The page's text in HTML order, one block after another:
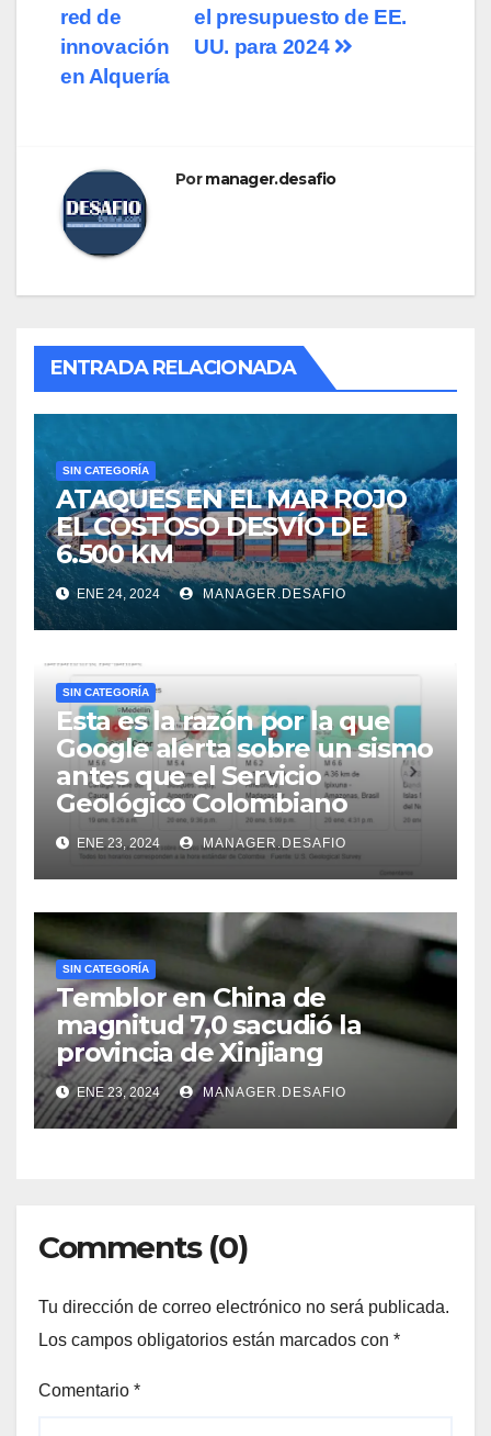
el presupuesto de EE.
UU. para 2024
red de
innovación
en Alquería
Pormanager.desafio
ENTRADA RELACIONADA
SIN CATEGORÍA
ATAQUES EN EL MAR ROJO
EL COSTOSO DESVÍO DE
6.500 KM
ENE 24, 2024 MANAGER.DESAFIO
SIN CATEGORÍA
Esta es la razón por la que
Google alerta sobre un sismo
antes que el Servicio
Geológico Colombiano
ENE 23, 2024 MANAGER.DESAFIO
SIN CATEGORÍA
Temblor en China de
magnitud 7,0 sacudió la
provincia de Xinjiang
ENE 23, 2024 MANAGER.DESAFIO
Comments (0)
Tu dirección de correo electrónico no será publicada.
Los campos obligatorios están marcados con *
Comentario *